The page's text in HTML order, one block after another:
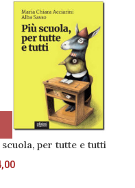
scuola, per tutte e tutti